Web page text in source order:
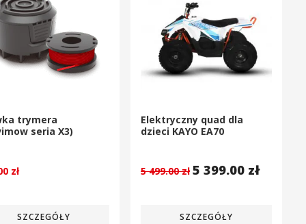
trymera
seria X3)
zł
SZCZEGÓŁY
Elektryczny quad dla
dzieci KAYO EA70
5 499.00zł 5 399.00 zł
SZCZEGÓŁY